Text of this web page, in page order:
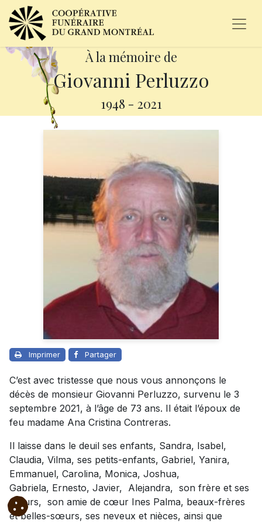
À la mémoire de
Giovanni Perluzzo
1948 - 2021
Imprimer Partager
C’est avec tristesse que nous vous annonçons le
décès de monsieur Giovanni Perluzzo, survenu le 3
septembre 2021, à l’âge de 73 ans. Il était l’époux de
feu madame Ana Cristina Contreras.
Il laisse dans le deuil ses enfants, Sandra, Isabel,
Claudia, Vilma, ses petits-enfants, Gabriel, Yanira,
Emmanuel, Carolina, Monica, Joshua,
Gabriela, Ernesto, Javier, Alejandra, son frère et ses
sœurs, son amie de cœur Ines Palma, beaux-frères
et belles-sœurs, ses neveux et nièces, ainsi que